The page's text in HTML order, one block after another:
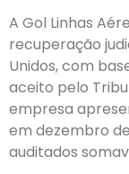
A Gol Linhas
recuperação
Unidos, com
aceito pelo
empresa
em dezembro
auditados